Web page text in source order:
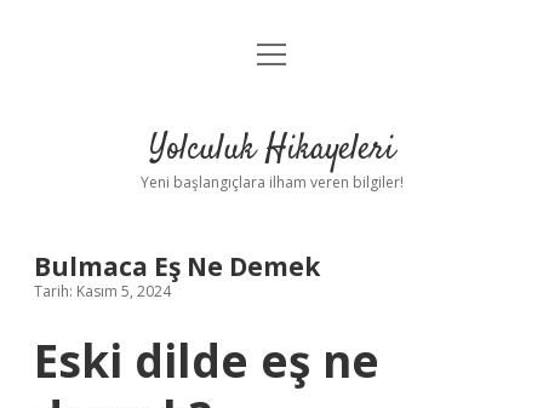
Anasayfa
Yasal Uyarı
menüyü
Yolculuk Hikayeleri
Yeni başlangıçlara ilham veren bilgiler!
Bulmaca Eş Ne Demek
Tarih: Kasım 5, 2024
Eski dilde eş ne